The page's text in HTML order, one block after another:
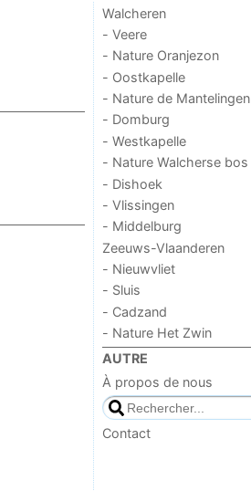
Walcheren
- Veere
- Nature Oranjezon
- Oostkapelle
- Nature de Mantelingen
- Domburg
- Westkapelle
- Nature Walcherse bos
- Dishoek
- Vlissingen
- Middelburg
Zeeuws-Vlaanderen
- Nieuwvliet
- Sluis
- Cadzand
- Nature Het Zwin
AUTRE
À propos de nous
Contact